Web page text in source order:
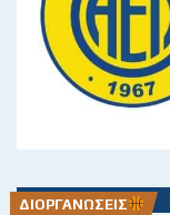
ΔΙΟΡΓΑΝΏΣΕΙΣ